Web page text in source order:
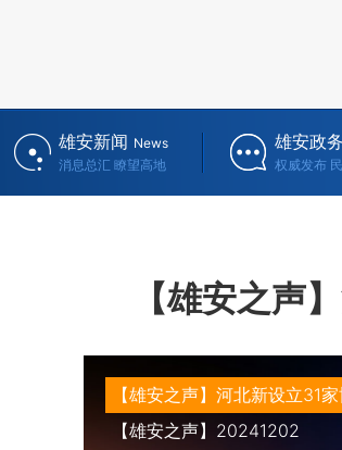
雄安新闻 News
消息总汇 瞭望高地
雄安政务
权威发布
【雄安之声
【雄安之声】河北新设立31
【雄安之声】20241202